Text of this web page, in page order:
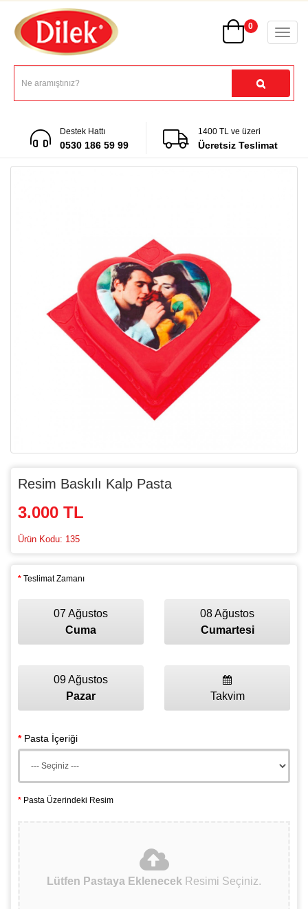
0
Destek Hattı
0530 186 59 99
1400 TL ve üzeri
Ücretsiz Teslimat
Resim Baskılı Kalp Pasta
3.000 TL
Ürün Kodu: 135
Teslimat Zamanı
07 Ağustos
Cuma
08 Ağustos
Cumartesi
09 Ağustos
Pazar
Takvim
Pasta İçeriği
Pasta Üzerindeki Resim
Lütfen Pastaya Eklenecek Resimi Seçiniz.